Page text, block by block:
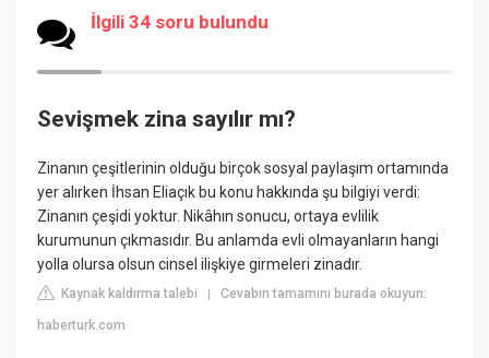
İlgili 34 soru bulundu
Sevişmek zina sayılır mı?
Zinanın çeşitlerinin olduğu birçok sosyal paylaşım ortamında
yer alırken İhsan Eliaçık bu konu hakkında şu bilgiyi verdi:
Zinanın çeşidi yoktur. Nikâhın sonucu, ortaya evlilik
kurumunun çıkmasıdır. Bu anlamda evli olmayanların hangi
yolla olursa olsun cinsel ilişkiye girmeleri zinadır.
Kaynak kaldırma talebi |Cevabın tamamını burada okuyun:
haberturk.com